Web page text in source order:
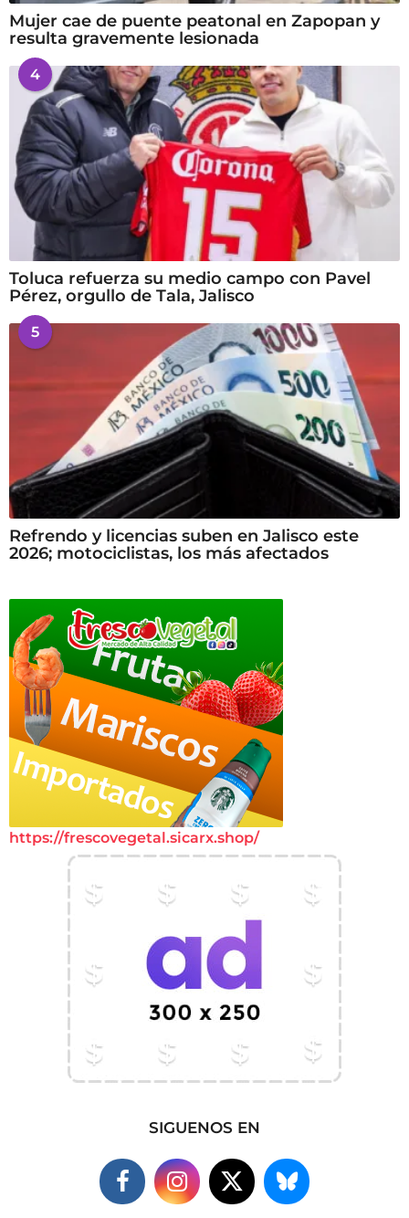
Mujer cae de puente peatonal en Zapopan y
resulta gravemente lesionada
4
Toluca refuerza su medio campo con Pavel
Pérez, orgullo de Tala, Jalisco
5
Refrendo y licencias suben en Jalisco este
2026; motociclistas, los más afectados
https://frescovegetal.sicarx.shop/
SIGUENOS EN